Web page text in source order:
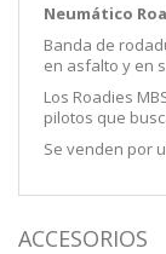
Neumático
Banda de
en asfalto y en
Los Roadies
pilotos que
Se venden por
ACCESORIOS